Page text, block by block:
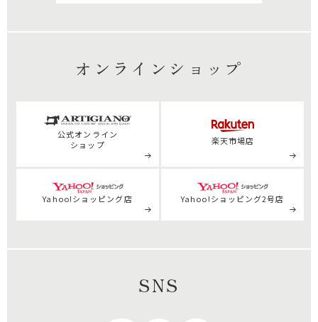
オンラインショップ
公式オンライン
ショップ
楽天市場店
Yahoo!ショッピング店 Yahoo!ショッピング2号店
SNS